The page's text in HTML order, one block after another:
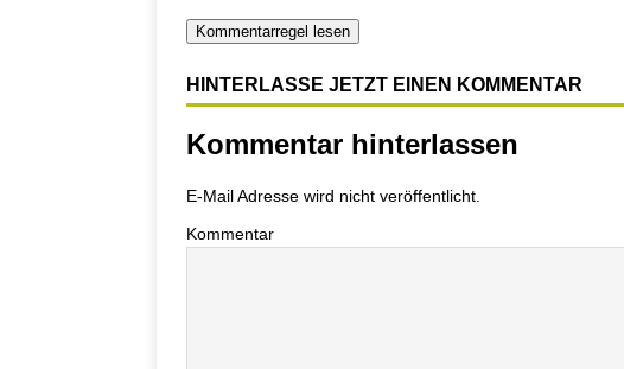
Kommentarregel lesen
HINTERLASSE JETZT EINEN KOMMENTAR
Kommentar hinterlassen
E-Mail Adresse wird nicht veröffentlicht.
Kommentar